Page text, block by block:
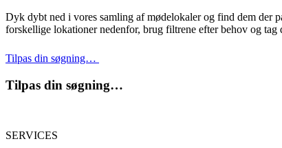
Dyk dybt ned i vores samling af mødelokaler og find dem der
forskellige lokationer nedenfor, brug filtrene efter behov og
Tilpas din søgning…
Tilpas din søgning…
SERVICES